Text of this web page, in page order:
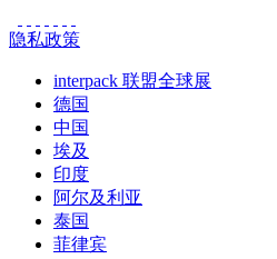
隐私政策
interpack 联盟全球展
德国
中国
埃及
印度
阿尔及利亚
泰国
菲律宾